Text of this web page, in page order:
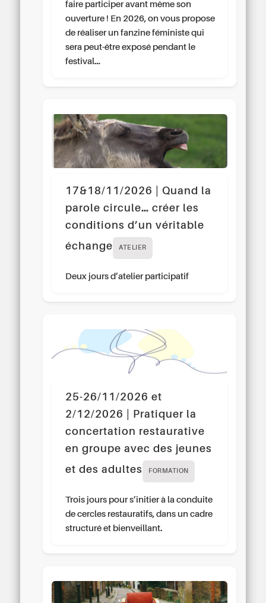
faire participer avant même son
ouverture ! En 2026, on vous propose
de réaliser un fanzine féministe qui
sera peut-être exposé pendant le
festival…
17&18/11/2026 | Quand la
parole circule… créer les
conditions d’un véritable
échange
ATELIER
Deux jours d’atelier participatif
25-26/11/2026 et
2/12/2026 | Pratiquer la
concertation restaurative
en groupe avec des jeunes
et des adultes
FORMATION
Trois jours pour s’initier à la conduite
de cercles restauratifs, dans un cadre
structuré et bienveillant.